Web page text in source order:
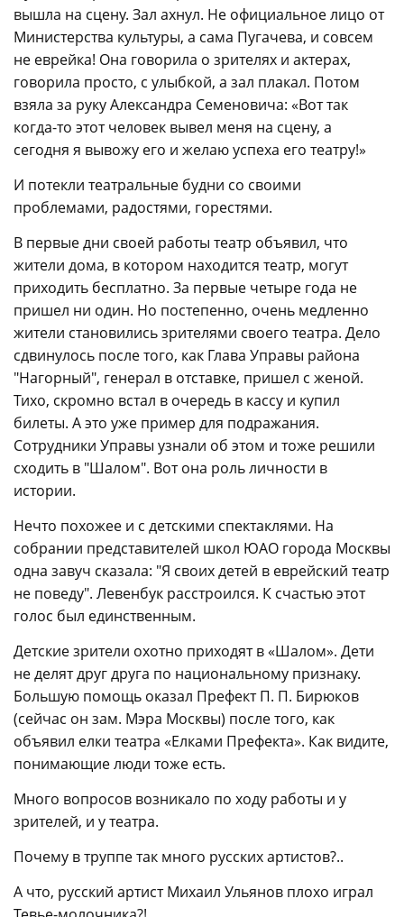
вышла на сцену. Зал ахнул. Не официальное лицо от
Министерства культуры, а сама Пугачева, и совсем
не еврейка! Она говорила о зрителях и актерах,
говорила просто, с улыбкой, а зал плакал. Потом
взяла за руку Александра Семеновича: «Вот так
когда-то этот человек вывел меня на сцену, а
сегодня я вывожу его и желаю успеха его театру!»
И потекли театральные будни со своими
проблемами, радостями, горестями.
В первые дни своей работы театр объявил, что
жители дома, в котором находится театр, могут
приходить бесплатно. За первые четыре года не
пришел ни один. Но постепенно, очень медленно
жители становились зрителями своего театра. Дело
сдвинулось после того, как Глава Управы района
"Нагорный", генерал в отставке, пришел с женой.
Тихо, скромно встал в очередь в кассу и купил
билеты. А это уже пример для подражания.
Сотрудники Управы узнали об этом и тоже решили
сходить в "Шалом". Вот она роль личности в
истории.
Нечто похожее и с детскими спектаклями. На
собрании представителей школ ЮАО города Москвы
одна завуч сказала: "Я своих детей в еврейский театр
не поведу". Левенбук расстроился. К счастью этот
голос был единственным.
Детские зрители охотно приходят в «Шалом». Дети
не делят друг друга по национальному признаку.
Большую помощь оказал Префект П. П. Бирюков
(сейчас он зам. Мэра Москвы) после того, как
объявил елки театра «Елками Префекта». Как видите,
понимающие люди тоже есть.
Много вопросов возникало по ходу работы и у
зрителей, и у театра.
Почему в труппе так много русских артистов?..
А что, русский артист Михаил Ульянов плохо играл